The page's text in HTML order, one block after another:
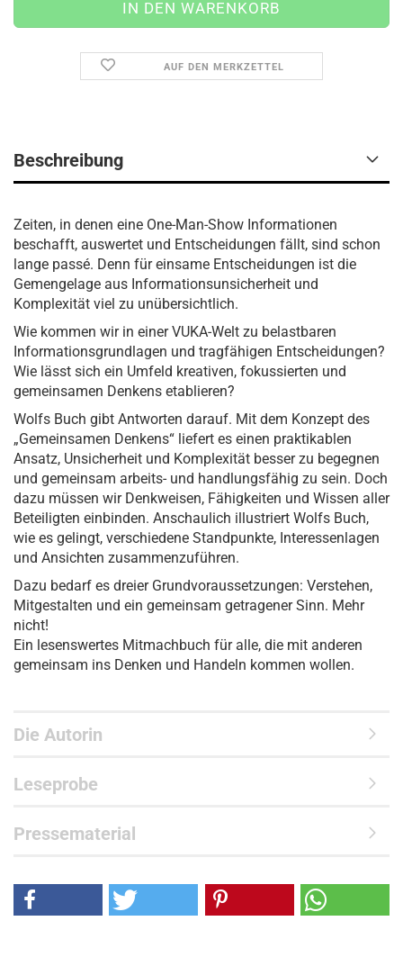
AUF DEN MERKZETTEL
Beschreibung
Zeiten, in denen eine One-Man-Show Informationen
beschafft, auswertet und Entscheidungen fällt, sind schon
lange passé. Denn für einsame Entscheidungen ist die
Gemengelage aus Informationsunsicherheit und
Komplexität viel zu unübersichtlich.
Wie kommen wir in einer VUKA-Welt zu belastbaren
Informationsgrundlagen und tragfähigen Entscheidungen?
Wie lässt sich ein Umfeld kreativen, fokussierten und
gemeinsamen Denkens etablieren?
Wolfs Buch gibt Antworten darauf. Mit dem Konzept des
„Gemeinsamen Denkens“ liefert es einen praktikablen
Ansatz, Unsicherheit und Komplexität besser zu begegnen
und gemeinsam arbeits- und handlungsfähig zu sein. Doch
dazu müssen wir Denkweisen, Fähigkeiten und Wissen aller
Beteiligten einbinden. Anschaulich illustriert Wolfs Buch,
wie es gelingt, verschiedene Standpunkte, Interessenlagen
und Ansichten zusammenzuführen.
Dazu bedarf es dreier Grundvoraussetzungen: Verstehen,
Mitgestalten und ein gemeinsam getragener Sinn. Mehr
nicht!
Ein lesenswertes Mitmachbuch für alle, die mit anderen
gemeinsam ins Denken und Handeln kommen wollen.
Die Autorin
Leseprobe
Pressematerial